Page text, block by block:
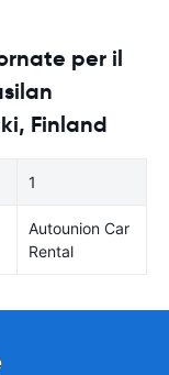
per il
Finland
1
Autounion Car
Rental